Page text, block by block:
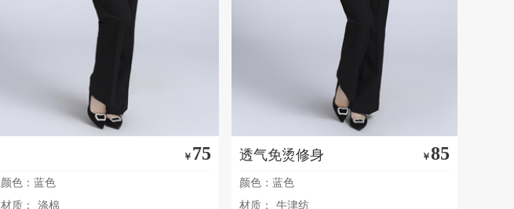
￥ 75
颜色：蓝色
材质：
涤棉
透气免烫修身 ￥85
颜色：蓝色
材质：
牛津纺